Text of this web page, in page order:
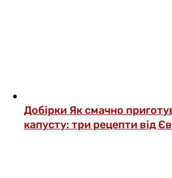
Добірки Як смачно
капусту: три рецепти від